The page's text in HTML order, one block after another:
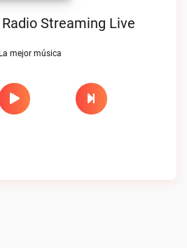
Streaming Live
La mejor música